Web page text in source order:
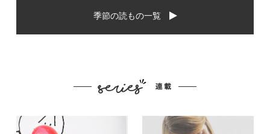
季節の読もの一覧